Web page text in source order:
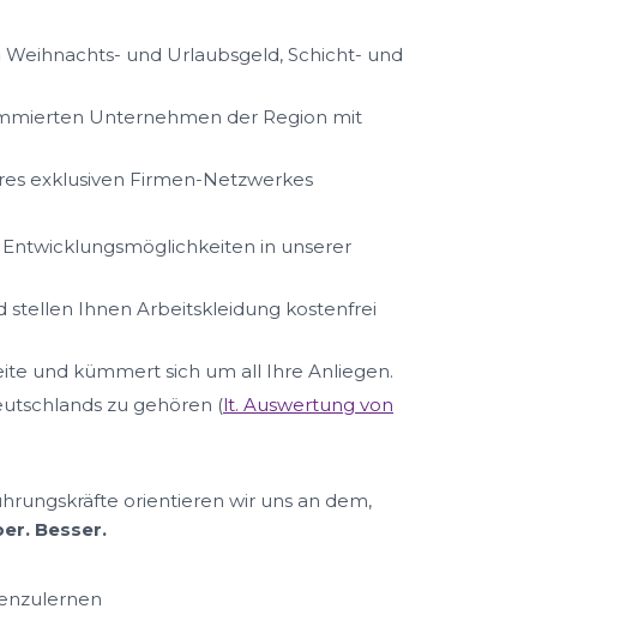
und Urlaubsgeld, Schicht- und
Unternehmen der Region mit
exklusiven Firmen-Netzwerkes
in unserer
stellen Ihnen Arbeitskleidung kostenfrei
und kümmert sich um all Ihre Anliegen.
zu gehören (lt. Auswertung von
orientieren wir uns an dem,
Besser.